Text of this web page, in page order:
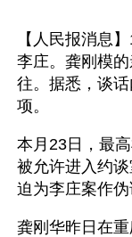
【人民报消息
李庄。龚刚模
往。据悉，谈
项。
本月23日，最
被允许进入约
迫为李庄案作伪
龚刚华昨日在